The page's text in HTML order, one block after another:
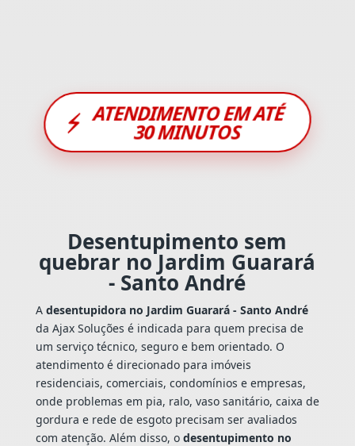
⚡ ATENDIMENTO EM ATÉ
30 MINUTOS
Desentupimento sem
quebrar no Jardim Guarará
- Santo André
A desentupidora no Jardim Guarará - Santo André
da Ajax Soluções é indicada para quem precisa de
um serviço técnico, seguro e bem orientado. O
atendimento é direcionado para imóveis
residenciais, comerciais, condomínios e empresas,
onde problemas em pia, ralo, vaso sanitário, caixa de
gordura e rede de esgoto precisam ser avaliados
com atenção. Além disso, o desentupimento no